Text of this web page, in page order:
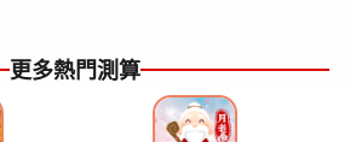
更多熱門測算